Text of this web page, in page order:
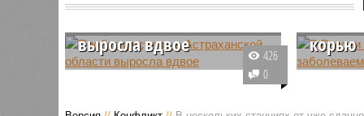
выросла вдвое
Несколько десятков судов
426
0
корью
По